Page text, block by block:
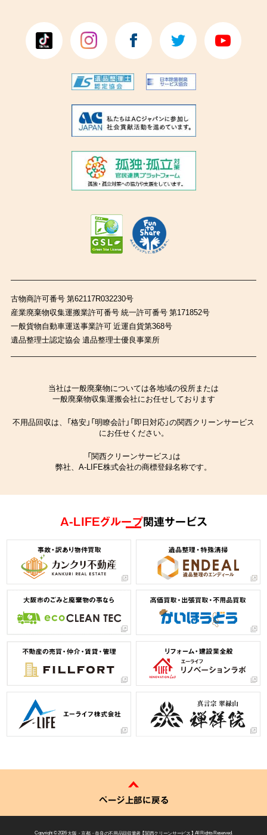
古物商許可番号 第62117R032230号
産業廃棄物収集運搬業許可番号 統一許可番号 第171852号
一般貨物自動車運送事業許可 近運自貨第368号
遺品整理士認定協会 遺品整理士優良事業所
当社は一般廃棄物については各地域の役所または
一般廃棄物収集運搬会社にお任せしております
不用品回収は、「格安」「明瞭会計」「即日対応」の関西クリーンサービス
にお任せください。
「関西クリーンサービス」は
弊社、A-LIFE株式会社の商標登録名称です。
A-LIFEグループ関連サービス
ページ上部に戻る
Copyright © 2026大阪・京都・奈良の不用品回収業者 【 関西クリーンサービス 】 All Rights Reserved.